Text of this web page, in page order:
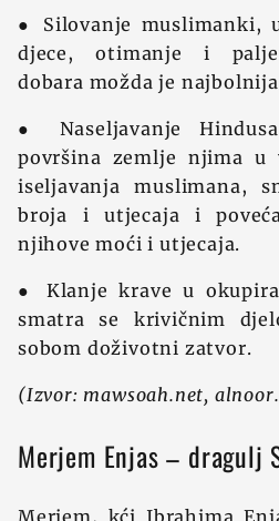
● Silovanje muslimanki,
djece, otimanje i
dobara možda je
● Naseljavanje
površina zemlje njima u
iseljavanja muslimana,
broja i utjecaja i
njihove moći i utjecaja.
● Klanje krave u
smatra se krivičnim
sobom doživotni zatvor.
(Izvor: mawsoah.net,
Merjem Enjas – dragulj
Merjem, kći Ibrahima